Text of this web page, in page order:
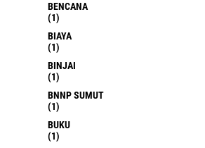
BENCANA
(1)
BIAYA
(1)
BINJAI
(1)
BNNP SUMUT
(1)
BUKU
(1)